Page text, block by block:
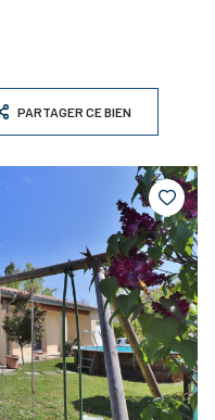
PARTAGER CE BIEN